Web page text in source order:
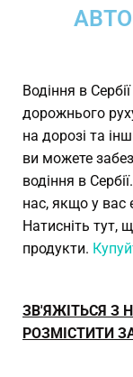
Водіння в
дорожнього
на дорозі та
ви можете
водіння в
нас, якщо у вас
Натисніть тут,
продукти.
ЗВ'ЯЖІТЬСЯ З
РОЗМІСТИТИ